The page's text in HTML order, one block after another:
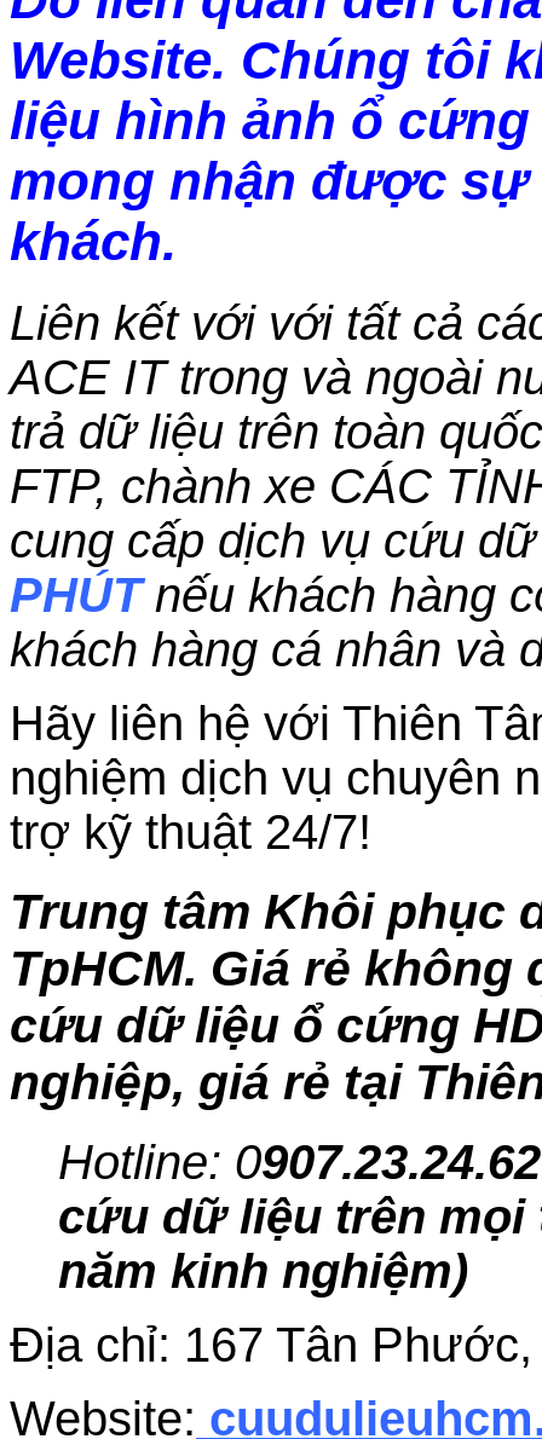
Website. Chúng tôi
liệu hình ảnh ổ
mong nhận được
khách.
Liên kết với với tất cả
ACE IT trong và ngoài
trả dữ liệu trên toàn
FTP, chành xe CÁC
cung cấp dịch vụ cứu
PHÚTnếu khách hàng
khách hàng cá nhân và
Hãy liên hệ với Thiên
nghiệm dịch vụ chuyên
trợ kỹ thuật 24/7!
Trung tâm Khôi phục
TpHCM. Giá rẻ không
cứu dữ liệu ổ cứng
nghiệp, giá rẻ tại
Hotline: 0
cứu dữ liệu trên
năm kinh nghiệm)
Địa chỉ: 167 Tân
Website: